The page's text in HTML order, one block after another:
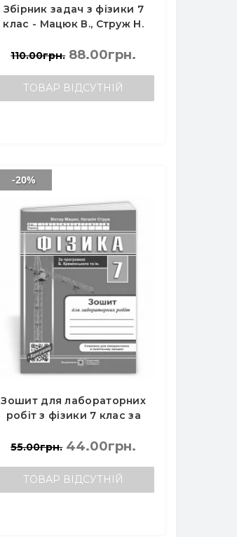
Збірник задач з фізики 7
клас - Мацюк В., Струж Н.
110.00грн. 88.00грн.
ТОВАР ВІДСУТНІЙ
Зошит для лабораторних
робіт з фізики 7 клас за
Мацюк В., Струж Н.
-20%
55.00грн. 44.00грн.
ТОВАР ВІДСУТНІЙ